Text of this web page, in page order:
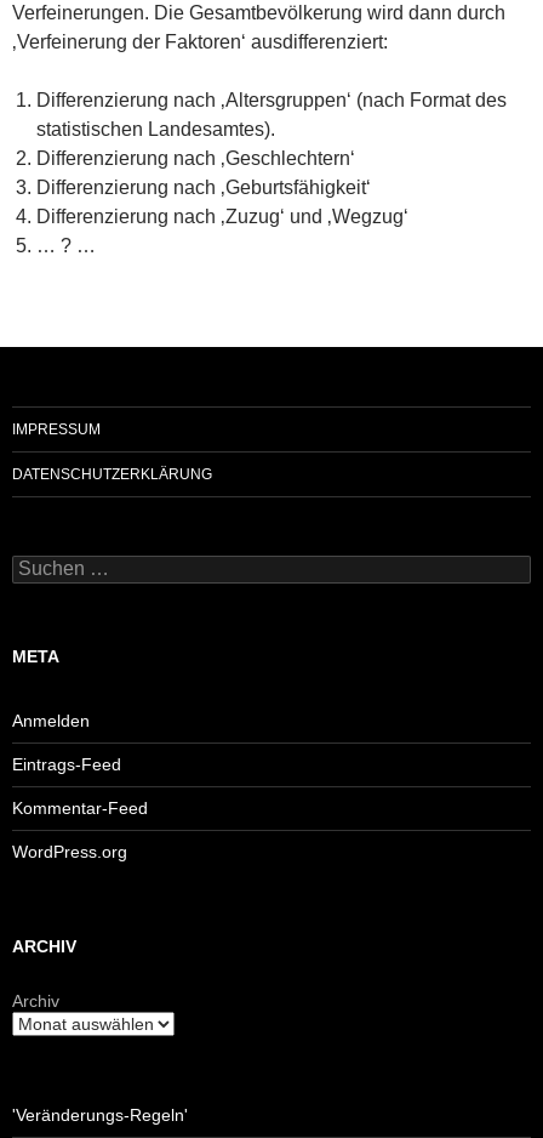
Verfeinerungen. Die Gesamtbevölkerung wird dann durch
‚Verfeinerung der Faktoren‘ ausdifferenziert:
Differenzierung nach ‚Altersgruppen‘ (nach Format des
statistischen Landesamtes).
Differenzierung nach ‚Geschlechtern‘
Differenzierung nach ‚Geburtsfähigkeit‘
Differenzierung nach ‚Zuzug‘ und ‚Wegzug‘
… ? …
IMPRESSUM
DATENSCHUTZERKLÄRUNG
Suchen
nach:
META
Anmelden
Eintrags-Feed
Kommentar-Feed
WordPress.org
ARCHIV
Archiv
'Veränderungs-Regeln'